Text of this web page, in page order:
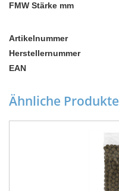
FMW Stärke mm
Artikelnummer
Herstellernummer
EAN
Ähnliche Produkte